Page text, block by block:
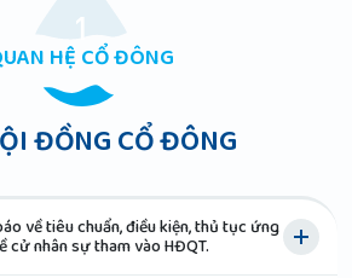
HỆ CỔ ĐÔNG
ĐỒNG CỔ ĐÔNG
về tiêu chuẩn, điều kiện, thủ tục ứng
cử nhân sự tham vào HĐQT.